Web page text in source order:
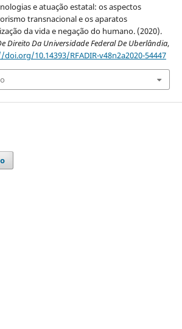
e atuação estatal: os aspectos
transnacional e os aparatos
da vida e negação do humano. (2020).
Direito Da Universidade Federal De Uberlândia,
10.14393/RFADIR-v48n2a2020-54447